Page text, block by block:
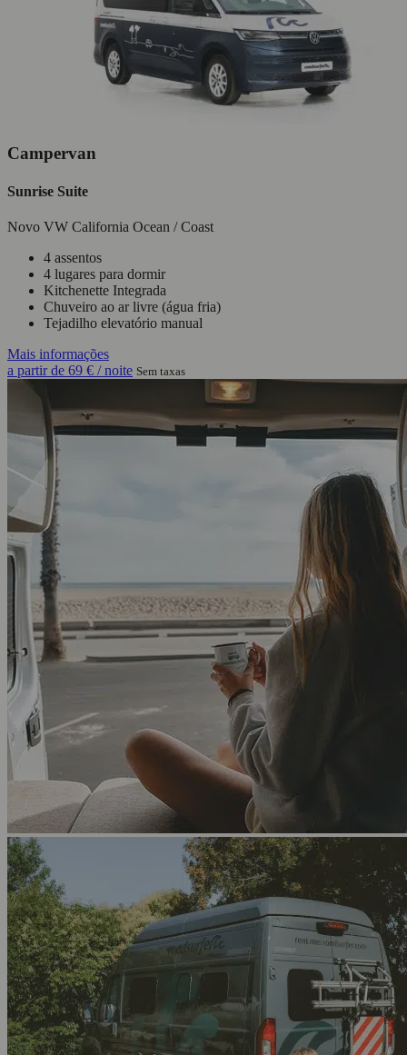
Campervan
Sunrise Suite
Novo VW California Ocean / Coast
4 assentos
4 lugares para dormir
Kitchenette Integrada
Chuveiro ao ar livre (água fria)
Tejadilho elevatório manual
Mais informações
a partir de 69 € / noite Sem taxas